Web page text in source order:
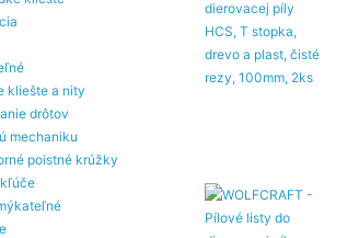
kliešte a nity
drôtov
mechaniku
poistné krúžky